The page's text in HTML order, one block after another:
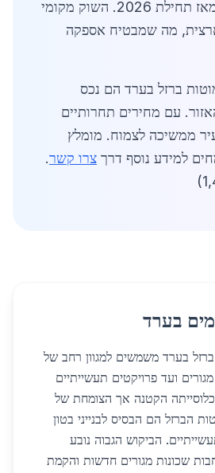
מוטות ברזל בערד מאז תחילת 2026. השוק מקומי
מה שמבטיח אספקה
ברזל בערד הם נכס
עם מחירים תחרותיים
ממשיכה לצמוח. מומלץ
למידע נוסף דרך צרו קשר.
בערד
מוטות ברזל בערד משמשים למגוון רחב של
ועד פרויקטים תעשייתיים
הקטנה אך הצומחת של
מוטות הברזל הם הבסיס לבנייני בטון
הביקוש הגבוה נובע
שכונות מגורים חדשות והקמת